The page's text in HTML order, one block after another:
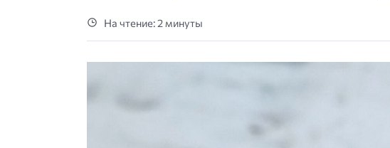
На чтение: 2 минуты